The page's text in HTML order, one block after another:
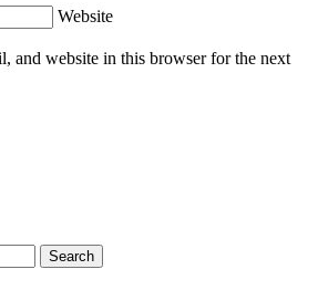
Website
and website in this browser for the next
Search